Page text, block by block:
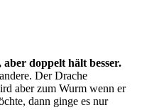
aber doppelt hält besser.
Der Drache
aber zum Wurm wenn er
dann ginge es nur